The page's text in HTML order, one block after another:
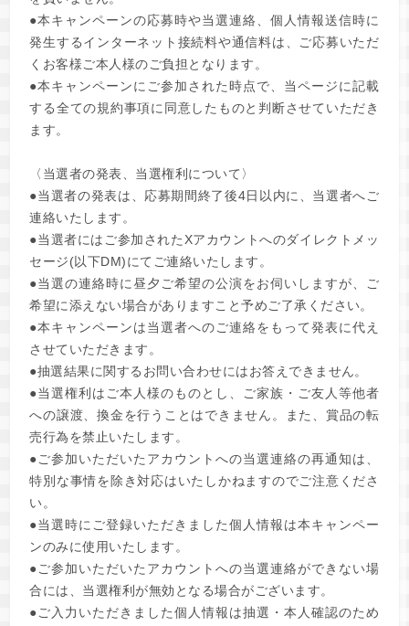
●本キャンペーンの応募時や当選連絡、個人情報送信時に
発生するインターネット接続料や通信料は、ご応募いただ
くお客様ご本人様のご負担となります。
●本キャンペーンにご参加された時点で、当ページに記載
する全ての規約事項に同意したものと判断させていただき
ます。
〈当選者の発表、当選権利について〉
●当選者の発表は、応募期間終了後4日以内に、当選者へご
連絡いたします。
●当選者にはご参加されたXアカウントへのダイレクトメッ
セージ(以下DM)にてご連絡いたします。
●当選の連絡時に昼夕ご希望の公演をお伺いしますが、ご
希望に添えない場合がありますこと予めご了承ください。
●本キャンペーンは当選者へのご連絡をもって発表に代え
させていただきます。
●抽選結果に関するお問い合わせにはお答えできません。
●当選権利はご本人様のものとし、ご家族・ご友人等他者
への譲渡、換金を行うことはできません。また、賞品の転
売行為を禁止いたします。
●ご参加いただいたアカウントへの当選連絡の再通知は、
特別な事情を除き対応はいたしかねますのでご注意くださ
い。
●当選時にご登録いただきました個人情報は本キャンペー
ンのみに使用いたします。
●ご参加いただいたアカウントへの当選連絡ができない場
合には、当選権利が無効となる場合がございます。
●ご入力いただきました個人情報は抽選・本人確認のため